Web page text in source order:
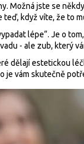
Možná jste se
teď, když víte, že to
lépe“. Je o
- ale zub, který
dělají estetickou
je vám skutečně